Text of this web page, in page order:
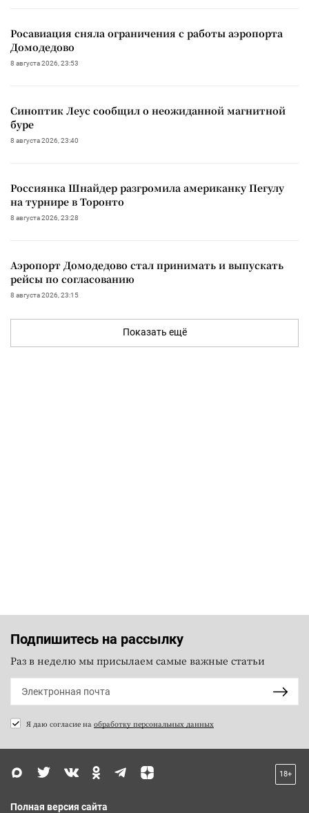
Росавиация сняла ограничения с работы аэропорта
Домодедово
8 августа 2026, 23:53
Синоптик Леус сообщил о неожиданной магнитной
буре
8 августа 2026, 23:40
Россиянка Шнайдер разгромила американку Пегулу
на турнире в Торонто
8 августа 2026, 23:28
Аэропорт Домодедово стал принимать и выпускать
рейсы по согласованию
8 августа 2026, 23:15
Показать ещё
Подпишитесь на рассылку
Раз в неделю мы присылаем самые важные статьи
Я даю согласие на обработку персональных данных
18+
Полная версия сайта